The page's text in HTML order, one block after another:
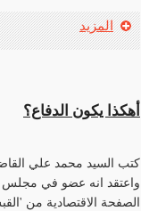
المزيد
أهكذا يكون الدفاع؟
كتب السيد محمد علي
واعتقد انه عضو في مجلس
الصفحة الاقتصادية من